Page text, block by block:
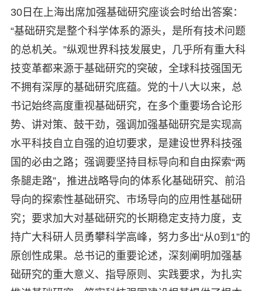
30日在上海出席加强基础研究座谈会时给出答案：
“基础研究是整个科学体系的源头，是所有技术问题
的总机关。”纵观世界科技发展史，几乎所有重大科
技变革都来源于基础研究的突破，全球科技强国无
不拥有深厚的基础研究底蕴。党的十八大以来，总
书记始终高度重视基础研究，在多个重要场合论形
势、讲对策、鼓干劲，强调加强基础研究是实现高
水平科技自立自强的迫切要求，是建设世界科技强
国的必由之路；强调要坚持目标导向和自由探索“两
条腿走路”，推进战略导向的体系化基础研究、前沿
导向的探索性基础研究、市场导向的应用性基础研
究；要求加大对基础研究的长期稳定支持力度，支
持广大科研人员勇攀科学高峰，努力多出“从0到1”的
原创性成果。总书记的重要论述，深刻阐明加强基
础研究的重大意义、指导原则、实践要求，为扎实